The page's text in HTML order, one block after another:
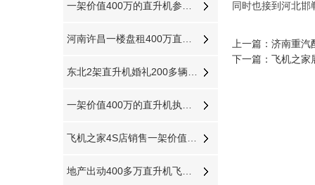
同时也接到河北邯
上一篇： 济南重汽
下一篇： 飞机之家